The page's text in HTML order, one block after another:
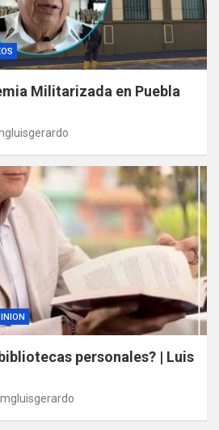
Militarizada en Puebla
personales? | Luis
mgluisgerardo